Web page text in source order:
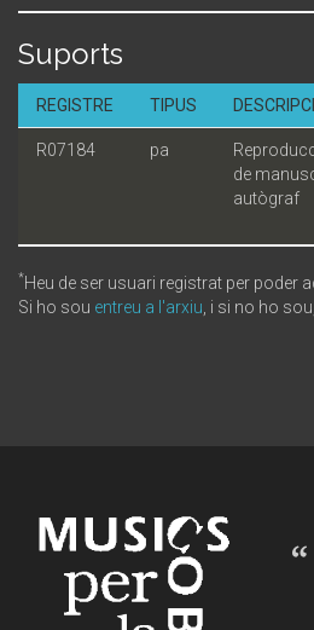
Suports
REGISTRE TIPUS
R07184 pa
de
autògraf
*Heu de ser usuari registrat per poder
Si ho sou entreu a l'arxiu , i si no ho